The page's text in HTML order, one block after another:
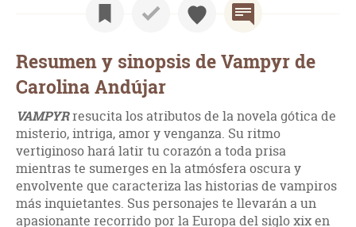
Resumen y sinopsis de Vampyr de
Carolina Andújar
VAMPYRresucita los atributos de la novela gótica de
misterio, intriga, amor y venganza. Su ritmo
vertiginoso hará latir tu corazón a toda prisa
mientras te sumerges en la atmósfera oscura y
envolvente que caracteriza las historias de vampiros
más inquietantes. Sus personajes te llevarán a un
apasionante recorrido por la Europa del siglo xix en